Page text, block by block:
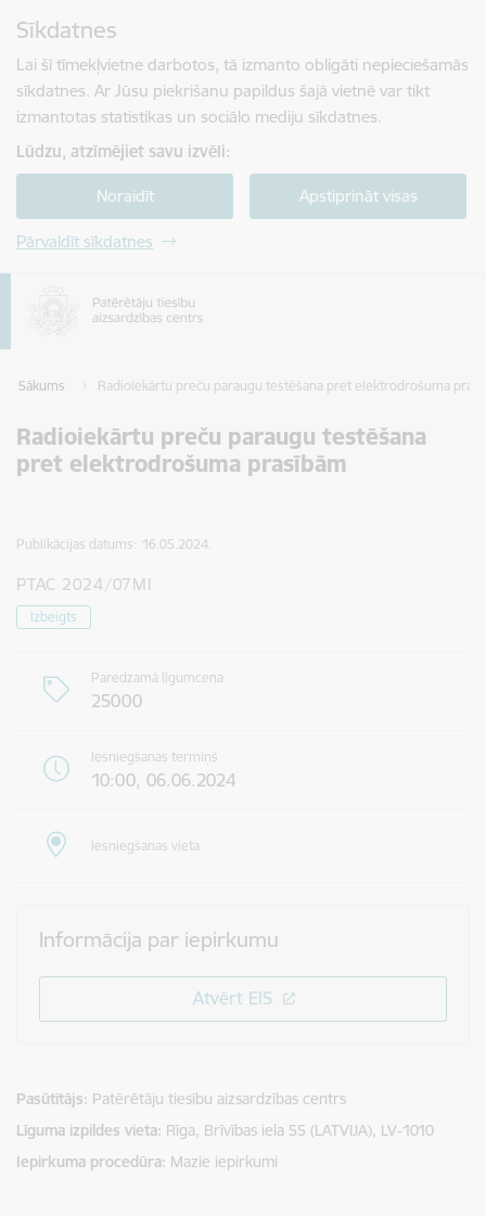
Sīkdatnes
Lai šī tīmekļvietne darbotos, tā izmanto obligāti nepieciešamās
sīkdatnes. Ar Jūsu piekrišanu papildus šajā vietnē var tikt
izmantotas statistikas un sociālo mediju sīkdatnes.
Lūdzu, atzīmējiet savu izvēli:
Noraidīt Apstiprināt visas
Pārvaldīt sīkdatnes
Sākums Radioiekārtu preču paraugu testēšana pret elektrodrošuma
Radioiekārtu preču paraugu testēšana
pret elektrodrošuma prasībām
Publikācijas datums: 16.05.2024.
PTAC 2024/07MI
Izbeigts
Paredzamā līgumcena
25000
Iesniegšanas termiņš
10:00, 06.06.2024
Iesniegšanas vieta
Informācija par iepirkumu
Atvērt EIS
Pasūtītājs Patērētāju tiesību aizsardzības centrs
Līguma izpildes vieta Rīga, Brīvības iela 55 (LATVIJA), LV-1010
Iepirkuma procedūra Mazie iepirkumi